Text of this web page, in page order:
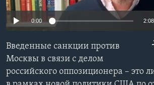
Learning English
СОЦИАЛЬНЫЕ СЕТИ
0:00 2:08
Введенные санкции против
Москвы в связи с делом
российского оппозиционера – это